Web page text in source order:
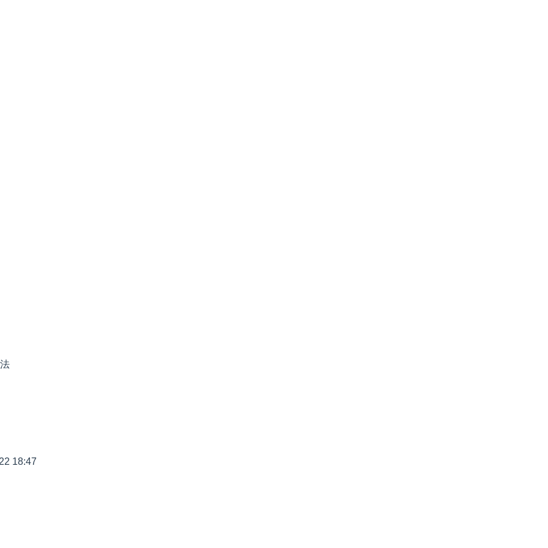
18:47